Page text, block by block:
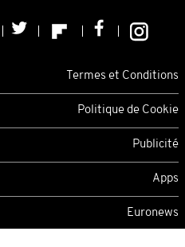
Termes et Conditions
Politique de Cookie
Publicité
Apps
Euronews